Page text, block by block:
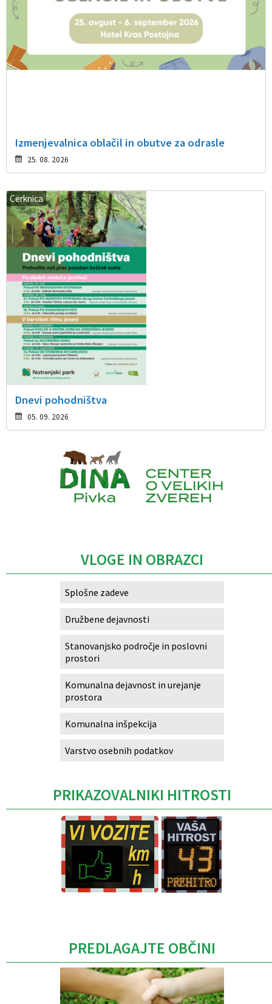
Izmenjevalnica oblačil in obutve za odrasle
25. 08. 2026
Cerknica
Dnevi pohodništva
05. 09. 2026
VLOGE IN OBRAZCI
Splošne zadeve
Družbene dejavnosti
Stanovanjsko področje in poslovni
prostori
Komunalna dejavnost in urejanje
prostora
Komunalna inšpekcija
Varstvo osebnih podatkov
PRIKAZOVALNIKI HITROSTI
PREDLAGAJTE OBČINI